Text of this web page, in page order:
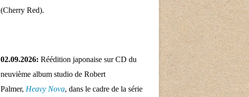
(Cherry Red).
02.09.2026: Réédition japonaise sur CD du
neuvième album studio de Robert
Palmer, Heavy Nova, dans le cadre de la série